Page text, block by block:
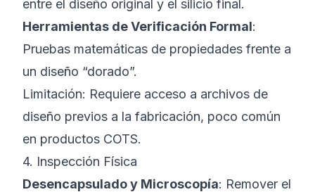
entre el diseño original y el silicio final.
Herramientas de Verificación Formal:
Pruebas matemáticas de propiedades frente a
un diseño “dorado”.
Limitación: Requiere acceso a archivos de
diseño previos a la fabricación, poco común
en productos COTS.
4. Inspección Física
Desencapsulado y Microscopía: Remover el